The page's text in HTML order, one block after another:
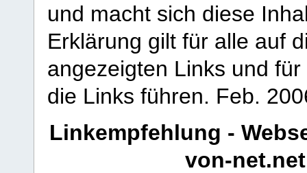
und macht sich diese
Erklärung gilt für alle auf
angezeigten Links und
die Links führen. Feb.
Linkempfehlung -
von-net.net